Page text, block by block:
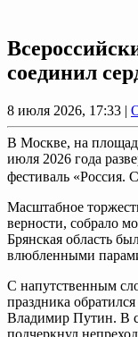
соединил
8 июля 2026, 17:33 |
В Москве, на
июля 2026 года
фестиваль «Россия.
Масштабное
верности, собрало
Брянская область
влюбленными
С напутственным
праздника
Владимир Путин. В
подчеркнул